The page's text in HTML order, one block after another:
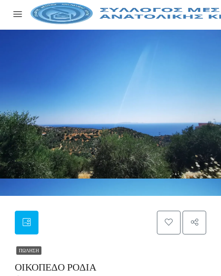
ΠΏΛΗΣΗ
ΟΙΚΟΠΕΔΟ ΡΟΔΙΑ